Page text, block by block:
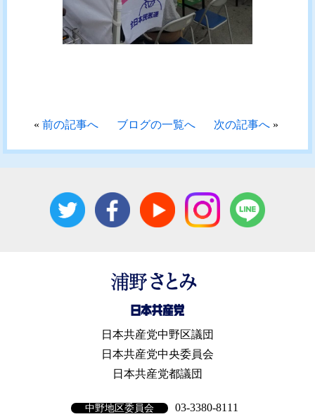
«前の記事へ ブログの一覧へ 次の記事へ»
日本共産党中野区議団
日本共産党中央委員会
日本共産党都議団
中野地区委員会 03-3380-8111